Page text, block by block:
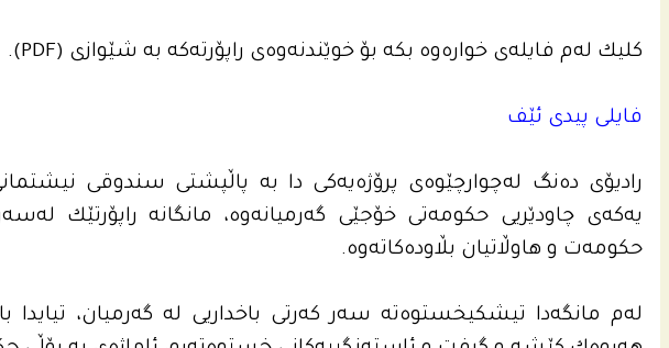
كلیك لەم فایلەی خواره‌وه‌ بكه‌ بۆ خوێندنه‌وه‌ى راپۆرته‌کە به‌ شێوازى (PDF).
فایلی پیدی ئێف
یه‌كه‌ى چاودێریی حكومه‌تى خۆجێی گه‌رمیانه‌وه‌، مانگانه‌ راپۆرتێك
حكومه‌ت و هاوڵاتیان بڵاوده‌كاته‌وه‌.
له‌م مانگه‌دا تیشكیخستوه‌ته‌ سه‌ر كه‌رتى باخداریی له‌ گه‌رمیان، تیایدا